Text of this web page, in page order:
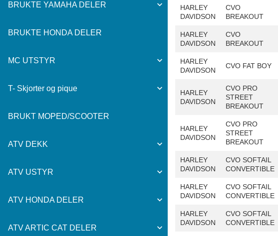
BRUKTE YAMAHA DELER
BRUKTE HONDA DELER
MC UTSTYR
T- Skjorter og pique
BRUKT MOPED/SCOOTER
ATV DEKK
ATV USTYR
ATV HONDA DELER
ATV ARTIC CAT DELER
HARLEY
DAVIDSON
CVO
BREAKOUT
HARLEY
DAVIDSON
CVO
BREAKOUT
HARLEY
DAVIDSON
CVO FAT BOY
HARLEY
DAVIDSON
CVO PRO
STREET
BREAKOUT
HARLEY
DAVIDSON
CVO PRO
STREET
BREAKOUT
HARLEY
DAVIDSON
CVO SOFTAIL
CONVERTIBLE
HARLEY
DAVIDSON
CVO SOFTAIL
CONVERTIBLE
HARLEY
DAVIDSON
CVO SOFTAIL
CONVERTIBLE